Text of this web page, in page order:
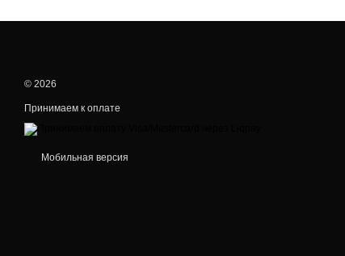
© 2026
Принимаем к оплате
Мобильная версия